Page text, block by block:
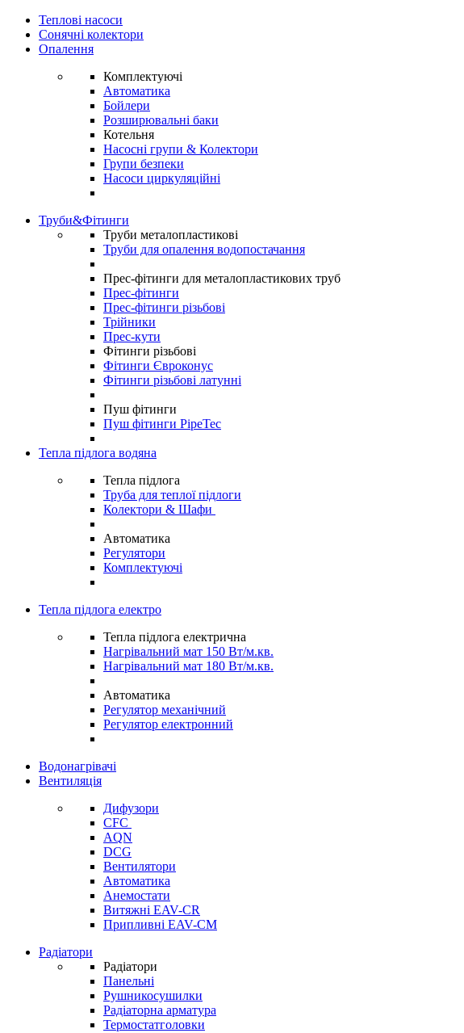
Теплові насоси
Сонячні колектори
Опалення
Комплектуючі
Автоматика
Бойлери
Розширювальні баки
Котельня
Насосні групи & Колектори
Групи безпеки
Насоси циркуляційні
Труби&Фітинги
Труби металопластикові
Труби для опалення водопостачання
Прес-фітинги для металопластикових труб
Прес-фітинги
Прес-фітинги різьбові
Трійники
Прес-кути
Фітинги різьбові
Фітинги Євроконус
Фітинги різьбові латунні
Пуш фітинги
Пуш фітинги PipeTec
Тепла підлога водяна
Тепла підлога
Труба для теплої підлоги
Колектори & Шафи
Автоматика
Регулятори
Комплектуючі
Тепла підлога електро
Тепла підлога електрична
Нагрівальний мат 150 Вт/м.кв.
Нагрівальний мат 180 Вт/м.кв.
Автоматика
Регулятор механічний
Регулятор електронний
Водонагрівачі
Вентиляція
Дифузори
CFC
AQN
DCG
Вентилятори
Автоматика
Анемостати
Витяжні EAV-CR
Припливні EAV-CM
Радіатори
Радіатори
Панельні
Рушникосушилки
Радіаторна арматура
Термостатголовки